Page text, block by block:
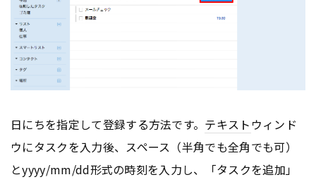
日にちを指定して登録する方法です。 テキスト ウィンド
ウにタスクを入力後、スペース（半角でも全角でも可）
とyyyy/mm/dd形式の時刻を入力し、「タスクを追加」